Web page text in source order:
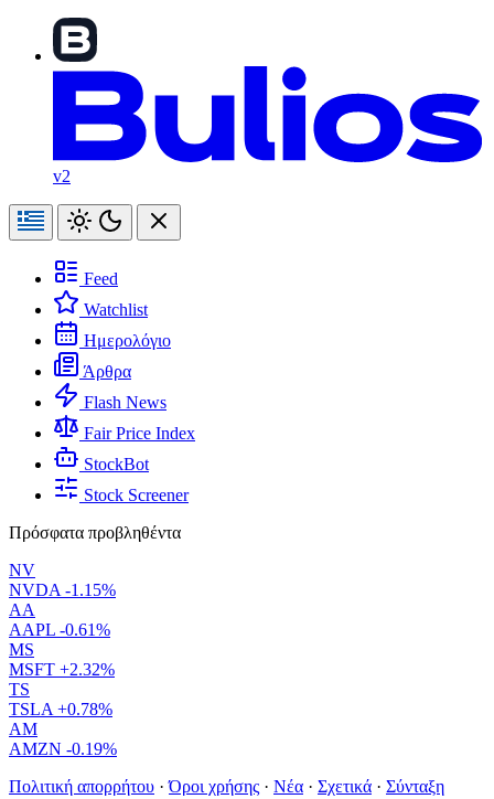
v2
Feed
Watchlist
Ημερολόγιο
Άρθρα
Flash News
Fair Price Index
StockBot
Stock Screener
Πρόσφατα προβληθέντα
NV
NVDA -1.15%
AA
AAPL -0.61%
MS
MSFT +2.32%
TS
TSLA +0.78%
AM
AMZN -0.19%
Πολιτική απορρήτου · Όροι χρήσης · Νέα · Σχετικά · Σύνταξη